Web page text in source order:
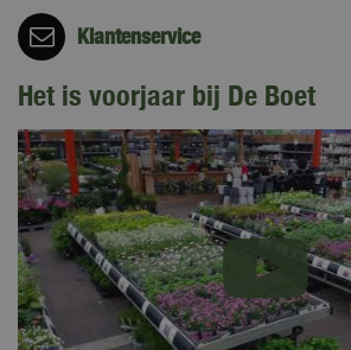
Klantenservice
Het is voorjaar bij De Boet